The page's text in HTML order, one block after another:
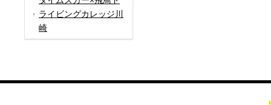
ライビングカレッジ川
崎